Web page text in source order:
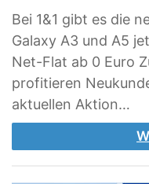
Bei 1&1 gibt es die
Galaxy A3 und A5
Net-Flat ab 0 Euro
profitieren
aktuellen Aktion…